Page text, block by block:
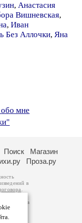
, Анастасия
Вишневская,
, Иван
Без Аллочки, Яна
мне
Поиск
Магазин
Проза.ру
в
авторам
возможна
за
на